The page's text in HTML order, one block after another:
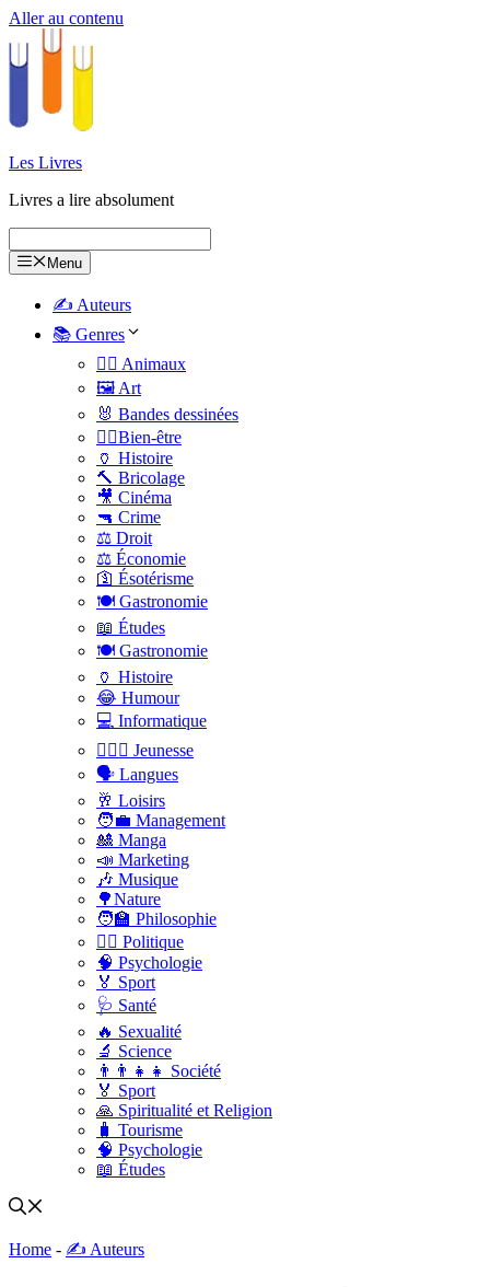
Aller au contenu
Les Livres
Livres a lire absolument
Menu
✍️ Auteurs
📚 Genres
🐕‍🦺 Animaux
🖼️ Art
🐰 Bandes dessinées
🧑‍⚕️Bien-être
🏺 Histoire
🔨 Bricolage
🎥 Cinéma
🔫 Crime
⚖️ Droit
⚖️ Économie
🛐 Ésotérisme
🍽️ Gastronomie
📖 Études
🍽️ Gastronomie
🏺 Histoire
😂 Humour
💻 Informatique
🤸🏽‍♀️ Jeunesse
🗣 Langues
🥂 Loisirs
🧑‍💼 Management
🎎 Manga
📣 Marketing
🎶 Musique
🌳Nature
🧑‍🏫 Philosophie
👨‍⚖️ Politique
🧠 Psychologie
🏅 Sport
🩺 Santé
🔥 Sexualité
🔬 Science
👨‍👨‍👧‍👧 Société
🏅 Sport
🙏 Spiritualité et Religion
🧳 Tourisme
🧠 Psychologie
📖 Études
Home - ✍️ Auteurs